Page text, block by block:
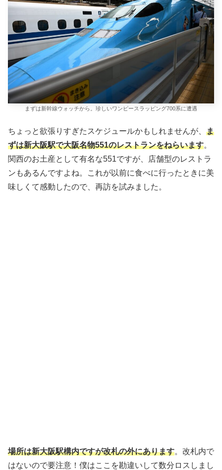
まずは新幹線ウォッチから。珍しいワンピースラッピング700系に遭遇
ちょっと欲張りすぎたスケジュールかもしれませんが、 ま
ずは新大阪駅で大阪名物551のレストランをねらいます。
関西のお土産として有名な551ですが、店舗型のレストラ
ンもあるんですよね。これが以前に食べに行ったときに美
味しくて感動したので、再訪を試みました。
場所は新大阪駅構内ですが改札の外にあります。改札内で
はないので要注意！僕はここを勘違いして数分ロスしまし